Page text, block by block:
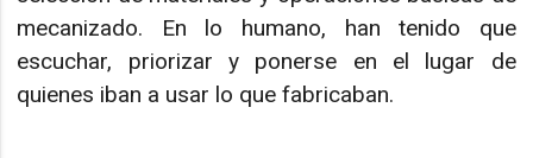
mecanizado. En lo humano, han tenido que
escuchar, priorizar y ponerse en el lugar de
quienes iban a usar lo que fabricaban.